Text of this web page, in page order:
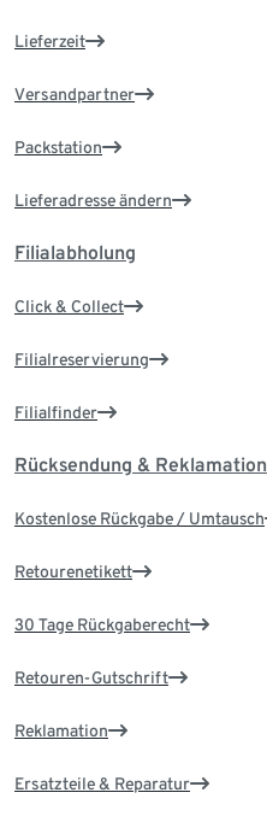
Lieferzeit
Versandpartner
Packstation
Lieferadresse ändern
Filialabholung
Click & Collect
Filialreservierung
Filialfinder
Rücksendung & Reklamation
Kostenlose Rückgabe / Umtausch
Retourenetikett
30 Tage Rückgaberecht
Retouren-Gutschrift
Reklamation
Ersatzteile & Reparatur